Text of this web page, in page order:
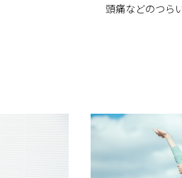
頭痛などのつら